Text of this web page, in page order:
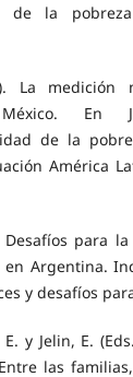
de la
La medición
En
de la
América
Desafíos para
Argentina.
y desafíos
E. y Jelin, E.
las